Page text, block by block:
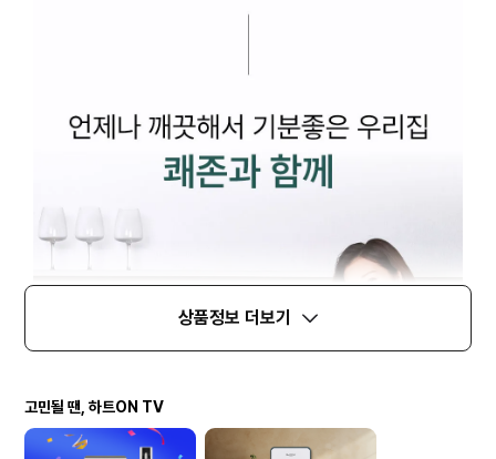
상품정보 더보기
고민될 땐, 하트ON TV